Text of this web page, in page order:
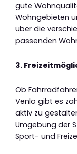
gute
Wohngebieten
über die
passenden
3.
Ob
Venlo gibt es
aktiv zu
Umgebung der
Sport- und